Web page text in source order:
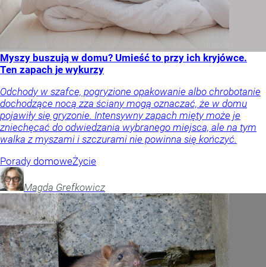
Myszy buszują w domu? Umieść to przy ich kryjówce.
Ten zapach je wykurzy
Odchody w szafce, pogryzione opakowanie albo chrobotanie
dochodzące nocą zza ściany mogą oznaczać, że w domu
pojawiły się gryzonie. Intensywny zapach mięty może je
zniechęcać do odwiedzania wybranego miejsca, ale na tym
walka z myszami i szczurami nie powinna się kończyć.
Porady domoweŻycie
Magda Grefkowicz